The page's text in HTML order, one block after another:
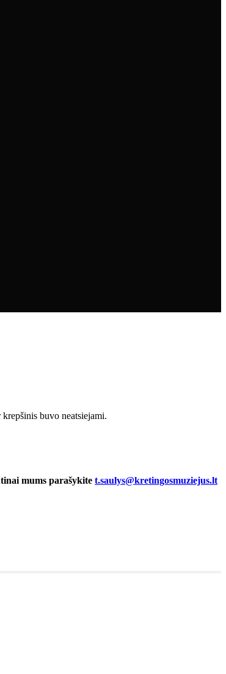
buvo neatsiejami.
mums parašykite t.saulys@kretingosmuziejus.lt